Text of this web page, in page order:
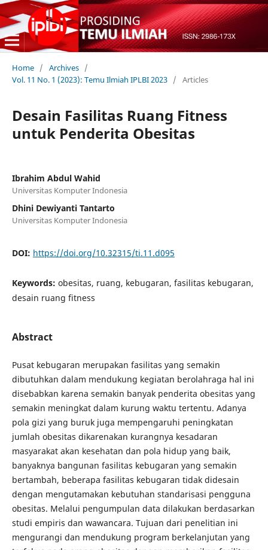
Home / Archives /
Vol. 11 No. 1 (2023): Temu Ilmiah IPLBI 2023 / Articles
Desain Fasilitas Ruang Fitness
untuk Penderita Obesitas
Ibrahim Abdul Wahid
Universitas Komputer Indonesia
Dhini Dewiyanti Tantarto
Universitas Komputer Indonesia
DOI: https://doi.org/10.32315/ti.11.d095
Keywords: obesitas, ruang, kebugaran, fasilitas kebugaran,
desain ruang fitness
Abstract
Pusat kebugaran merupakan fasilitas yang semakin
dibutuhkan dalam mendukung kegiatan berolahraga hal ini
disebabkan karena semakin banyak penderita obesitas yang
semakin meningkat dalam kurung waktu tertentu. Adanya
pola gizi yang buruk juga mempengaruhi peningkatan
jumlah obesitas dikarenakan kurangnya kesadaran
masyarakat akan kesehatan dan pola hidup yang baik,
banyaknya bangunan fasilitas kebugaran yang semakin
bertambah, beberapa fasilitas kebugaran tidak didesain
dengan mengutamakan kebutuhan standarisasi pengguna
obesitas. Melalui pengumpulan data dilakukan berdasarkan
studi empiris dan wawancara. Tujuan dari penelitian ini
mengurangi dan mendukung program berkelanjutan yang